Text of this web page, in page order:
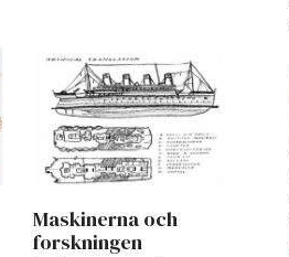
Maskinerna och
forskningen